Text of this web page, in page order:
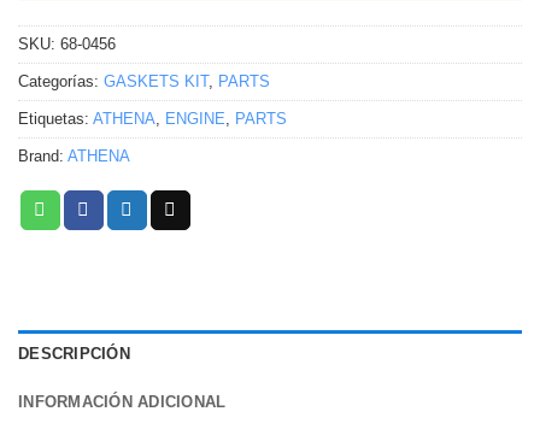
SKU: 68-0456
Categorías: GASKETS KIT, PARTS
Etiquetas: ATHENA ENGINE PARTS
Brand: ATHENA
DESCRIPCIÓN
INFORMACIÓN ADICIONAL